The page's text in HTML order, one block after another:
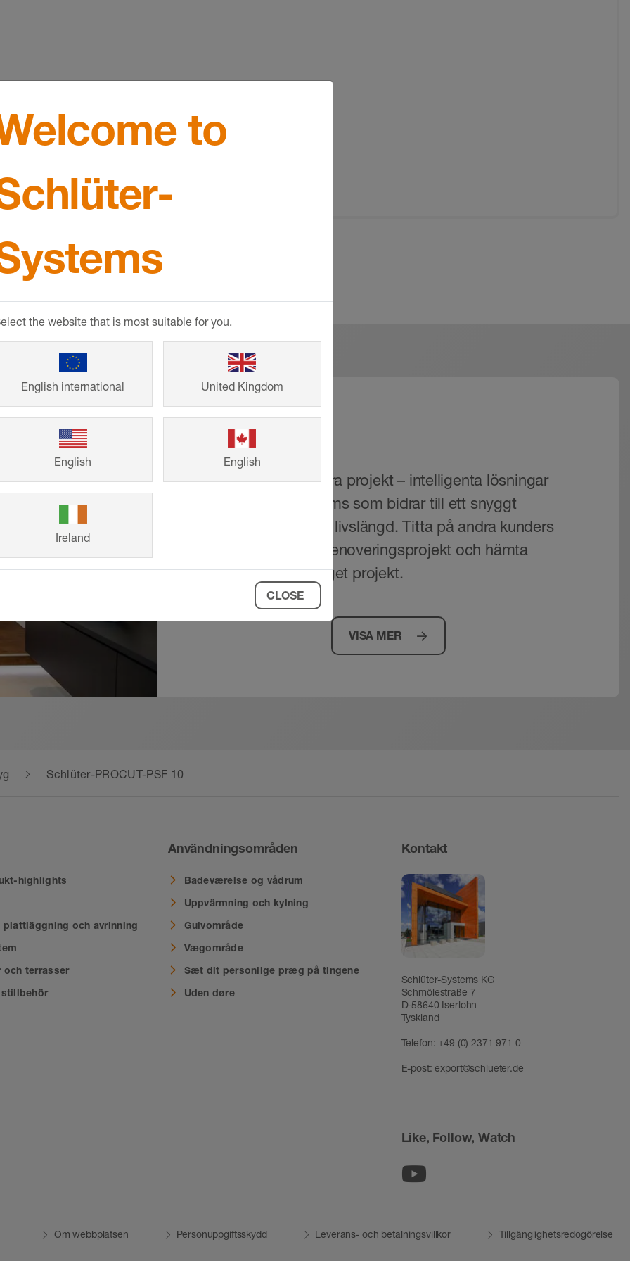
Referenser
Från småhus till stora projekt – intelligenta lösningar
från Schlüter-Systems som bidrar till ett snyggt
formspråk och lång livslängd. Titta på andra kunders
färdiga bygg- och renoveringsprojekt och hämta
inspiration till ditt eget projekt.
VISA MER
Schlüter-PROCUT-PSF 10
highlights
plattläggning och avrinning
och terrasser
Användningsområden
Badeværelse og vådrum
Uppvärmning och kylning
Gulvområde
Vægområde
Sæt dit personlige præg på tingene
Uden døre
Kontakt
Schlüter-Systems KG
Schmölestraße 7
D-58640 Iserlohn
Tyskland
Telefon:+49 (0) 2371 971 0
E-post:export@schlueter.de
Like, Follow, Watch
Youtube
Om webbplatsen Personuppgiftsskydd Leverans- och betalningsvillkor Tillgänglighetsredogörelse
to
the website that is most suitable for you.
English international United Kingdom
English English
Ireland
CLOSE